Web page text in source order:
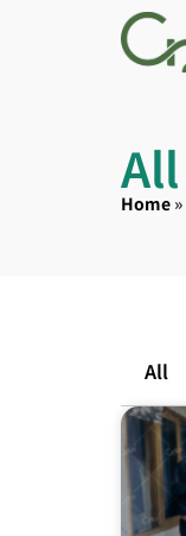
All
Home »
All